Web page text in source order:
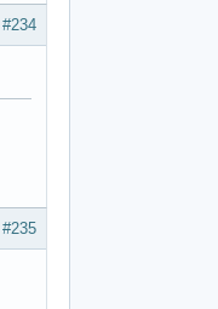
#234
#235